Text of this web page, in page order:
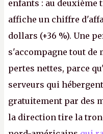
enfants : au deuxième
affiche un chiffre
dollars (+36 %). Une
s'accompagne tout de
pertes nettes, parce
serveurs qui
gratuitement par des
la direction tire la